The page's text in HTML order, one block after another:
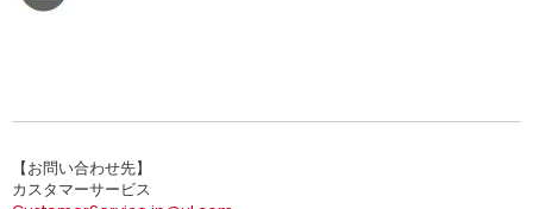
【お問い合わせ先】
カスタマーサービス